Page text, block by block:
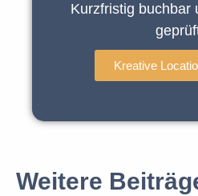
Kurzfristig buchbar
Kreative
Weitere